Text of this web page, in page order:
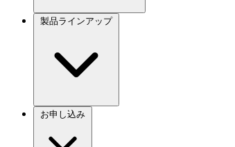
製品ラインアップ
お申し込み